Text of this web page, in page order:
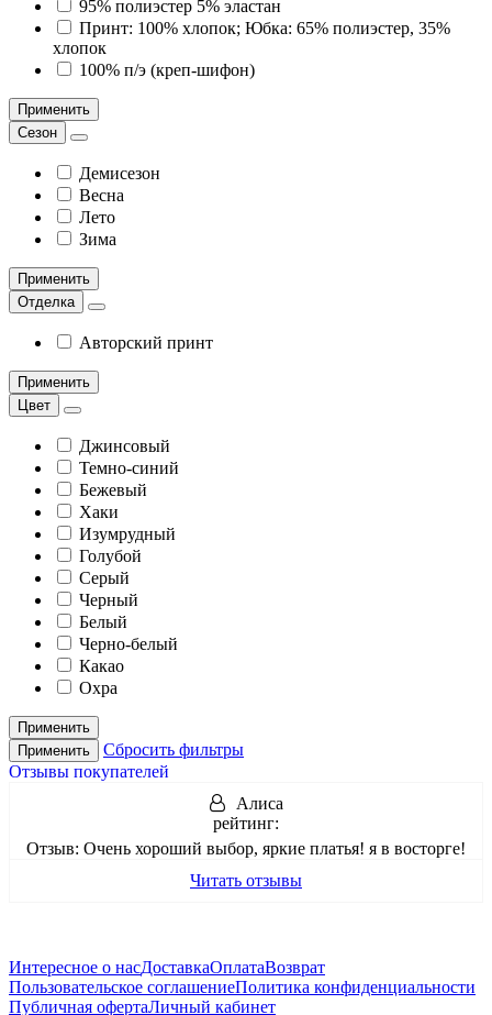
95% полиэстер 5% эластан
Принт: 100% хлопок; Юбка: 65% полиэстер, 35%
хлопок
100% п/э (креп-шифон)
Применить
Сезон
Демисезон
Весна
Лето
Зима
Применить
Отделка
Авторский принт
Применить
Цвет
Джинсовый
Темно-синий
Бежевый
Хаки
Изумрудный
Голубой
Серый
Черный
Белый
Черно-белый
Какао
Охра
Применить
Применить
Сбросить фильтры
Отзывы покупателей
Алиса
рейтинг:
Отзыв: Очень хороший выбор, яркие платья! я в восторге!
Читать отзывы
Интересное о насДоставкаОплатаВозврат
Пользовательское соглашениеПолитика конфиденциальности
Публичная офертаЛичный кабинет